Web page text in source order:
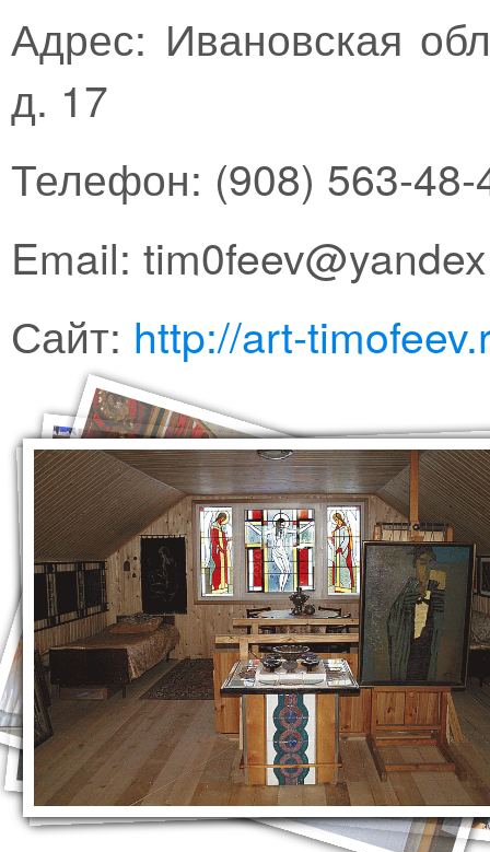
Адрес: Ивановская
д. 17
Телефон: (908) 563-48-
Email:
Сайт: http://art-